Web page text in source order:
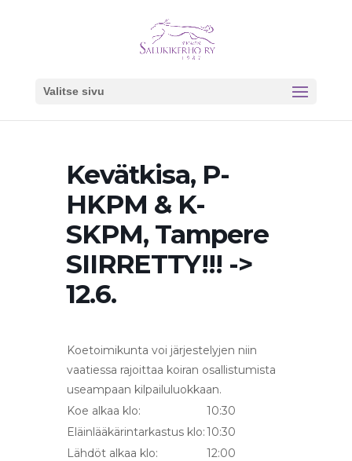
Valitse sivu
Kevätkisa, P-
HKPM & K-
SKPM, Tampere
SIIRRETTY!!! ->
12.6.
Koetoimikunta voi järjestelyjen niin
vaatiessa rajoittaa koiran osallistumista
useampaan kilpailuluokkaan.
Koe alkaa klo:
10:30
Eläinlääkärintarkastus klo:10:30
Lähdöt alkaa klo:
12:00